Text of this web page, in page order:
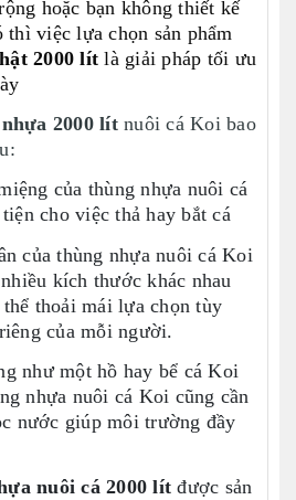
hoặc bạn không thiết kế
việc lựa chọn sản phẩm
2000 lít là giải pháp tối ưu
2000 lítnuôi cá Koi bao
của thùng nhựa nuôi cá
cho việc thả hay bắt cá
của thùng nhựa nuôi cá Koi
kích thước khác nhau
thoải mái lựa chọn tùy
của mỗi người.
như một hồ hay bể cá Koi
nhựa nuôi cá Koi cũng cần
nước giúp môi trường đầy
nuôi cá 2000 lít được sản